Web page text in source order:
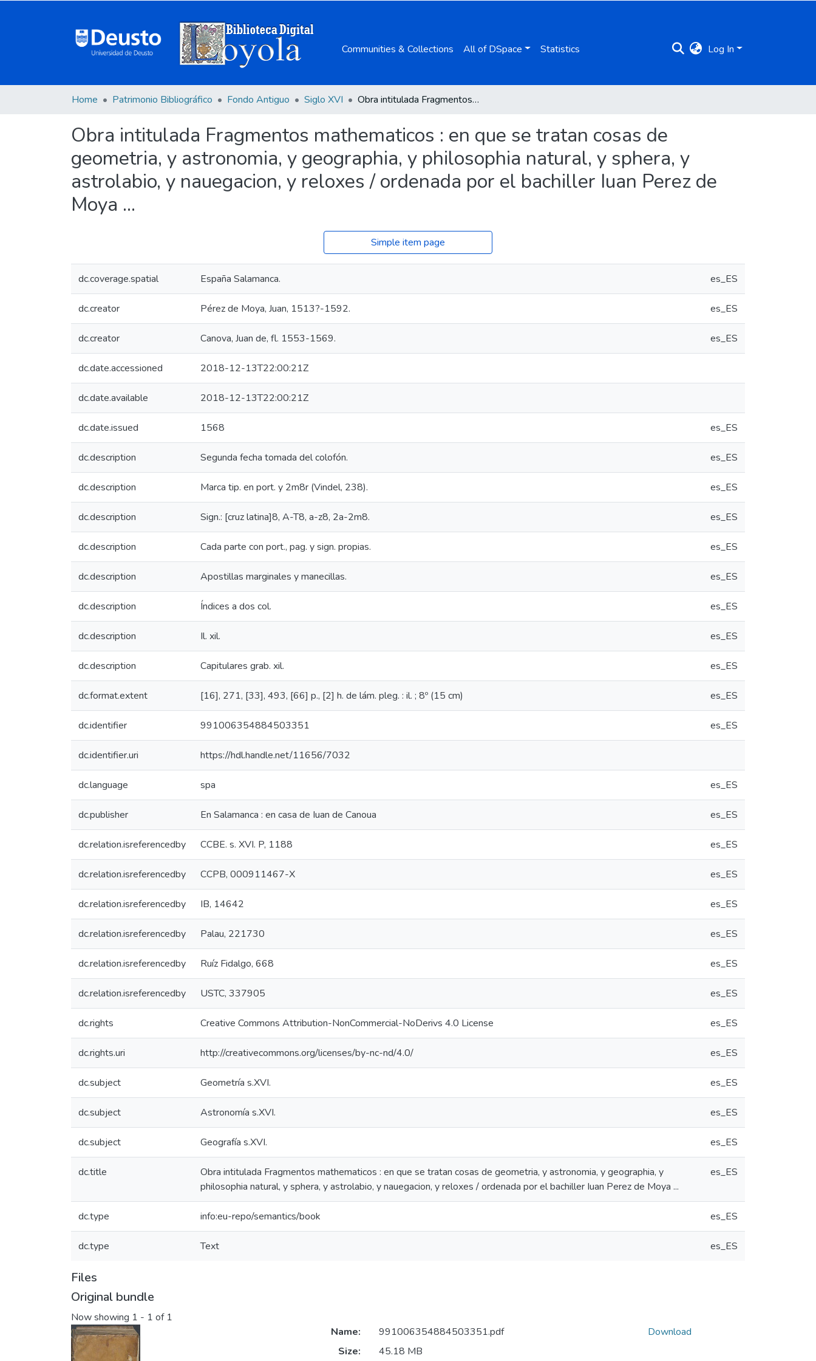
Communities & Collections All of DSpace Statistics Log In
Home Patrimonio Bibliográfico Fondo Antiguo Siglo XVI Obra intitulada Fragmentos mathematicos : en que se tratan cosas de geometria, y astronomia, y geographia, y philosophia natural, y sphera, y astrolabio, y nauegacion, y reloxes / ordenada por el bachiller Iuan Perez de Moya ...
Obra intitulada Fragmentos mathematicos : en que se tratan cosas de
geometria, y astronomia, y geographia, y philosophia natural, y sphera, y
astrolabio, y nauegacion, y reloxes / ordenada por el bachiller Iuan Perez de
Moya ...
Simple item page
dc.coverage.spatial España Salamanca. es_ES
dc.creator Pérez de Moya, Juan, 1513?-1592. es_ES
dc.creator Canova, Juan de, fl. 1553-1569. es_ES
dc.date.accessioned 2018-12-13T22:00:21Z
dc.date.available 2018-12-13T22:00:21Z
dc.date.issued 1568 es_ES
dc.description Segunda fecha tomada del colofón. es_ES
dc.description Marca tip. en port. y 2m8r (Vindel, 238). es_ES
dc.description Sign.: [cruz latina]8, A-T8, a-z8, 2a-2m8. es_ES
dc.description Cada parte con port., pag. y sign. propias. es_ES
dc.description Apostillas marginales y manecillas. es_ES
dc.description Índices a dos col. es_ES
dc.description Il. xil. es_ES
dc.description Capitulares grab. xil. es_ES
dc.format.extent [16], 271, [33], 493, [66] p., [2] h. de lám. pleg. : il. ; 8º (15 cm) es_ES
dc.identifier 991006354884503351 es_ES
dc.identifier.uri https://hdl.handle.net/11656/7032
dc.language spa es_ES
dc.publisher En Salamanca : en casa de Iuan de Canoua es_ES
dc.relation.isreferencedby CCBE. s. XVI. P, 1188 es_ES
dc.relation.isreferencedby CCPB, 000911467-X es_ES
dc.relation.isreferencedby IB, 14642 es_ES
dc.relation.isreferencedby Palau, 221730 es_ES
dc.relation.isreferencedby Ruíz Fidalgo, 668 es_ES
dc.relation.isreferencedby USTC, 337905 es_ES
dc.rights Creative Commons Attribution-NonCommercial-NoDerivs 4.0 License es_ES
dc.rights.uri http://creativecommons.org/licenses/by-nc-nd/4.0/ es_ES
dc.subject Geometría s.XVI. es_ES
dc.subject Astronomía s.XVI. es_ES
dc.subject Geografía s.XVI. es_ES
dc.title
Obra intitulada Fragmentos mathematicos : en que se tratan cosas de geometria, y astronomia, y geographia, y
philosophia natural, y sphera, y astrolabio, y nauegacion, y reloxes / ordenada por el bachiller Iuan Perez de Moya ...
es_ES
dc.type info:eu-repo/semantics/book es_ES
dc.type Text es_ES
Files
Original bundle
Now showing 1 - 1 of 1
Name:
991006354884503351.pdf
Size:
45.18 MB
Download